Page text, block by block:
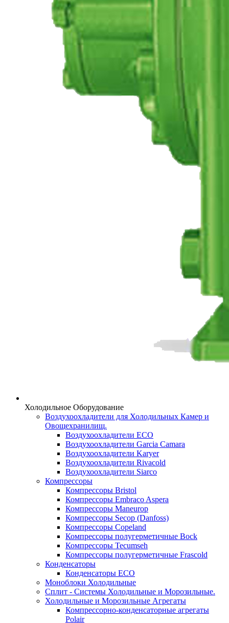
Холодильное Оборудование
Воздухоохладители для Холодильных Камер и
Овощехранилищ.
Воздухоохладители ECO
Воздухоохладители Garcia Camara
Воздухоохладители Karyer
Воздухоохладители Rivacold
Воздухоохладители Siarco
Компрессоры
Компрессоры Bristol
Компрессоры Embraco Aspera
Компрессоры Maneurop
Компрессоры Secop (Danfoss)
Компрессоры Copeland
Компрессоры полугерметичные Bock
Компрессоры Tecumseh
Компрессоры полугерметичные Frascold
Конденсаторы
Конденсаторы ECO
Моноблоки Холодильные
Сплит - Системы Холодильные и Морозильные.
Холодильные и Морозильные Агрегаты
Компрессорно-конденсаторные агрегаты
Polair